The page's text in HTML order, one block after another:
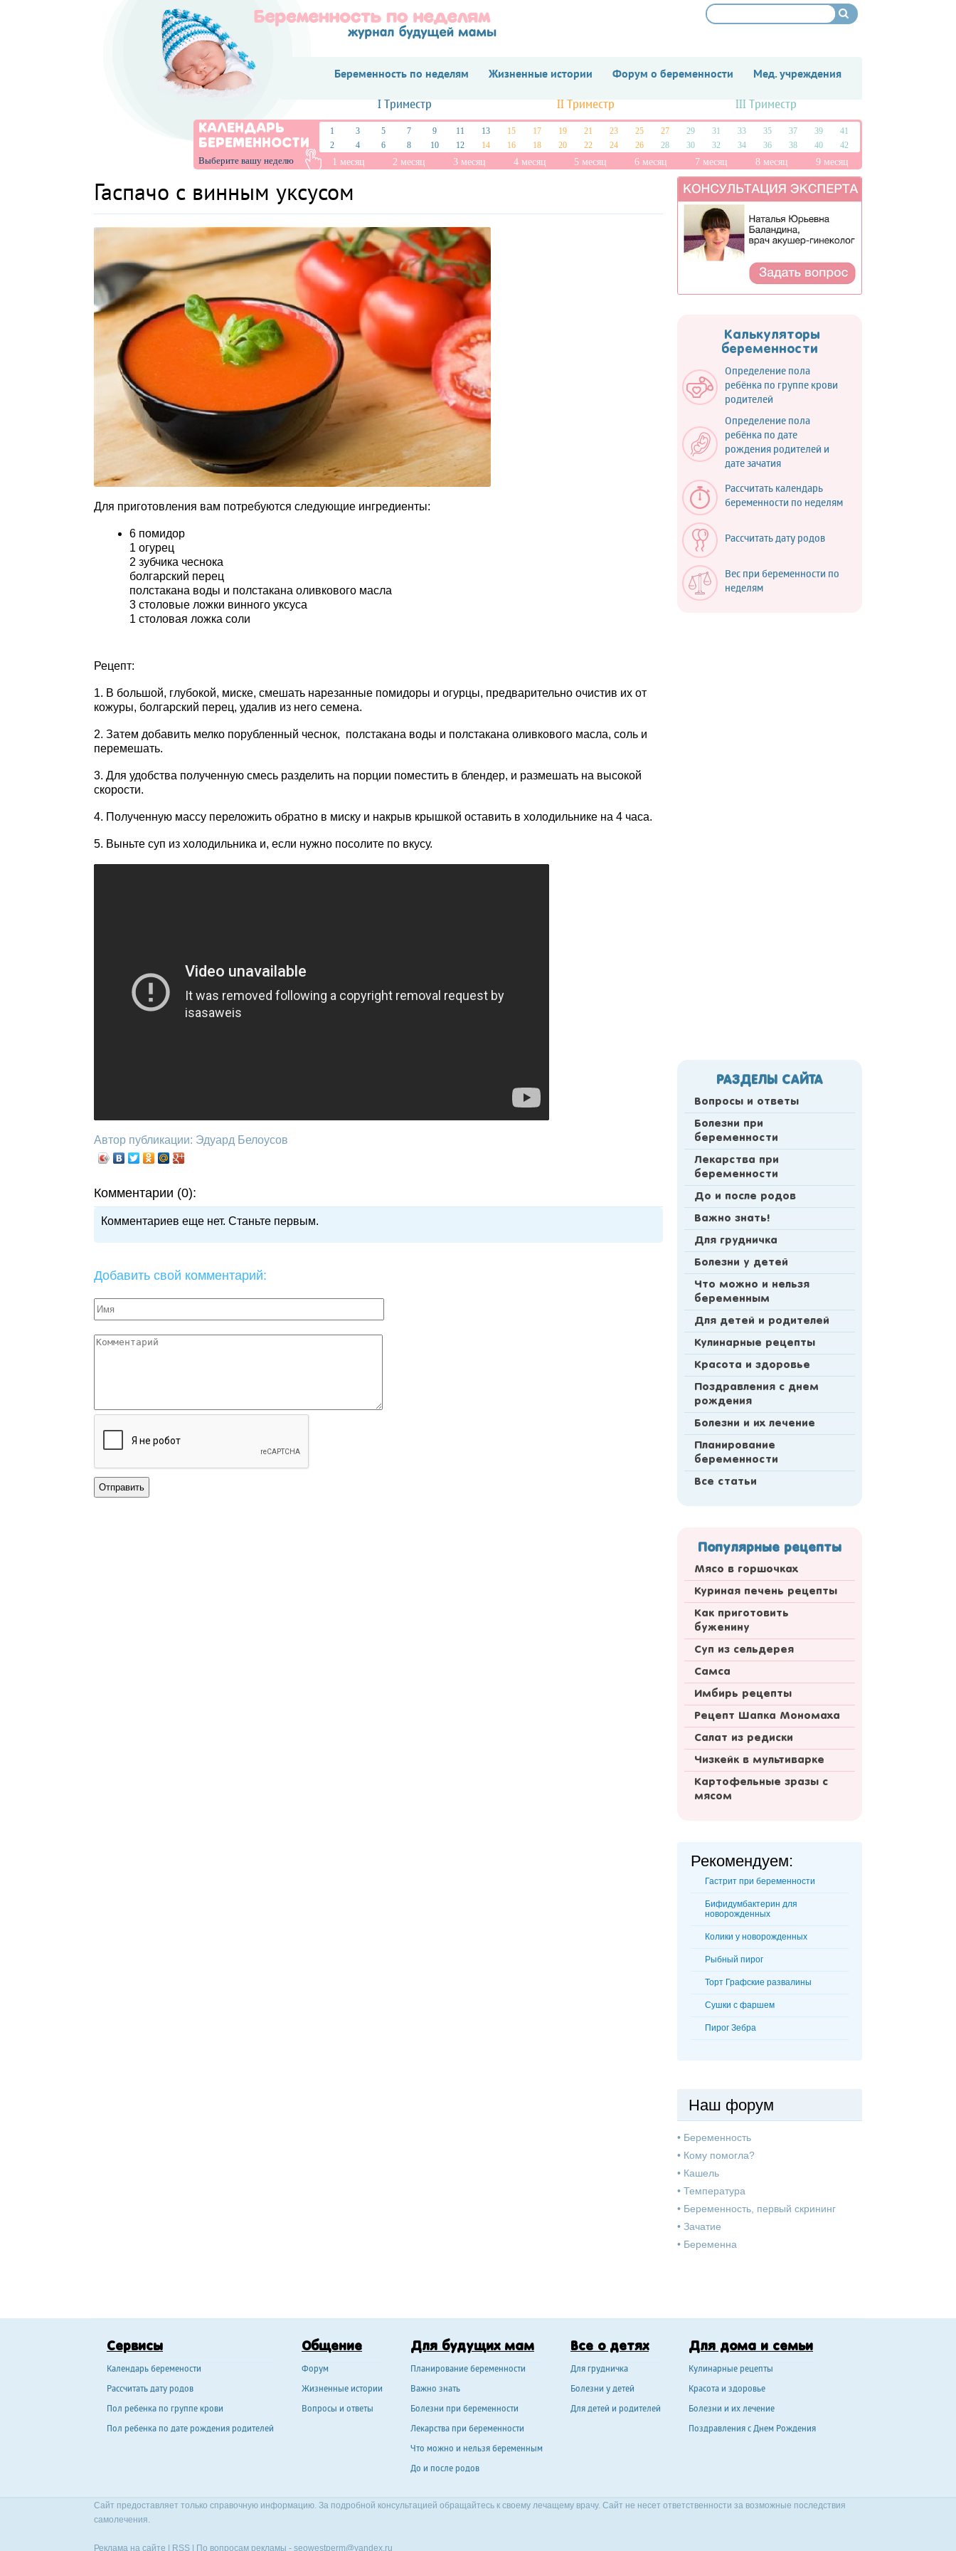
Беременность по неделям Жизненные истории Форум о беременности Мед. учреждения
I Триместр II Триместр III Триместр
КАЛЕНДАРЬ
БЕРЕМЕННОСТИ
Выберите вашу неделю
1 3 5 7 9 11 13 15 17 19 21 23 25 27 29 31 33 35 37 39
41
2
4 6 8 10 12 14 16 18 20 22 24 26 28 30 32 34 36 38 40 42
1 месяц 2 месяц 3 месяц 4 месяц 5 месяц 6 месяц 7 месяц 8 месяц 9 месяц
Гаспачо с винным уксусом
Для приготовления вам потребуются следующие ингредиенты:
6 помидор
1 огурец
2 зубчика чеснока
болгарский перец
полстакана воды и полстакана оливкового масла
3 столовые ложки винного уксуса
1 столовая ложка соли
Рецепт:
1. В большой, глубокой, миске, смешать нарезанные помидоры и огурцы, предварительно очистив их от
кожуры, болгарский перец, удалив из него семена.
2. Затем добавить мелко порубленный чеснок, полстакана воды и полстакана оливкового масла, соль и
перемешать.
3. Для удобства полученную смесь разделить на порции поместить в блендер, и размешать на высокой
скорости.
4. Полученную массу переложить обратно в миску и накрыв крышкой оставить в холодильнике на 4 часа.
5. Выньте суп из холодильника и, если нужно посолите по вкусу.
Автор публикации: Эдуард Белоусов
Комментарии (0):
Комментариев еще нет. Станьте первым.
Добавить свой комментарий:
Калькуляторы
беременности
Определение пола
ребёнка по группе крови
родителей
Определение пола
ребёнка по дате
рождения родителей и
дате зачатия
Рассчитать календарь
беременности по неделям
Рассчитать дату родов
Вес при беременности по
неделям
РАЗДЕЛЫ САЙТА
Вопросы и ответы
Болезни при
беременности
Лекарства при
беременности
До и после родов
Важно знать!
Для грудничка
Болезни у детей
Что можно и нельзя
беременным
Для детей и родителей
Кулинарные рецепты
Красота и здоровье
Поздравления с днем
рождения
Болезни и их лечение
Планирование
беременности
Все статьи
Популярные рецепты
Мясо в горшочках
Куриная печень рецепты
Как приготовить
буженину
Суп из сельдерея
Самса
Имбирь рецепты
Рецепт Шапка Мономаха
Салат из редиски
Чизкейк в мультиварке
Картофельные зразы с
мясом
Рекомендуем:
Гастрит при беременности
Бифидумбактерин для
новорожденных
Колики у новорожденных
Рыбный пирог
Торт Графские развалины
Сушки с фаршем
Пирог Зебра
Наш форум
• Беременность
• Кому помогла?
• Кашель
• Температура
• Беременность, первый скрининг
• Зачатие
• Беременна
Сервисы
Календарь беремености
Рассчитать дату родов
Пол ребенка по группе крови
Пол ребенка по дате рождения родителей
Общение
Форум
Жизненные истории
Вопросы и ответы
Для будущих мам
Планирование беременности
Важно знать
Болезни при беременности
Лекарства при беременности
Что можно и нельзя беременным
До и после родов
Все о детях
Для грудничка
Болезни у детей
Для детей и родителей
Для дома и семьи
Кулинарные рецепты
Красота и здоровье
Болезни и их лечение
Поздравления с Днем Рождения
Сайт предоставляет только справочную информацию. За подробной консультацией обращайтесь к своему лечащему врачу. Сайт не несет ответственности за возможные последствия
самолечения.
Реклама на сайте RSS | По вопросам рекламы - seowestperm@yandex.ru